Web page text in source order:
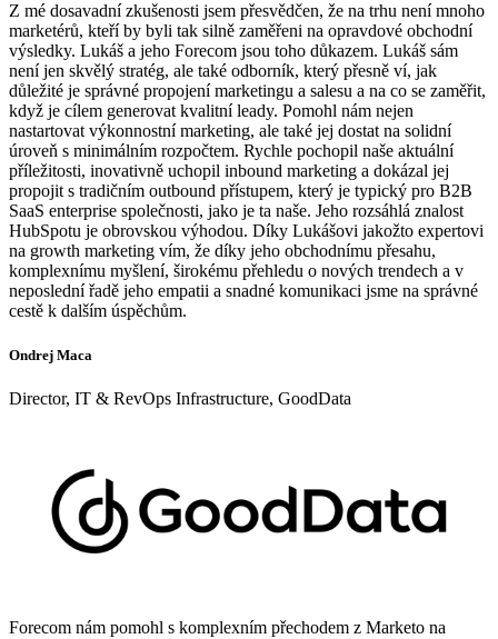
Z mé dosavadní zkušenosti jsem přesvědčen, že na trhu není mnoho
marketérů, kteří by byli tak silně zaměřeni na opravdové obchodní
výsledky. Lukáš a jeho Forecom jsou toho důkazem. Lukáš sám
není jen skvělý stratég, ale také odborník, který přesně ví, jak
důležité je správné propojení marketingu a salesu a na co se zaměřit,
když je cílem generovat kvalitní leady. Pomohl nám nejen
nastartovat výkonnostní marketing, ale také jej dostat na solidní
úroveň s minimálním rozpočtem. Rychle pochopil naše aktuální
příležitosti, inovativně uchopil inbound marketing a dokázal jej
propojit s tradičním outbound přístupem, který je typický pro B2B
SaaS enterprise společnosti, jako je ta naše. Jeho rozsáhlá znalost
HubSpotu je obrovskou výhodou. Díky Lukášovi jakožto expertovi
na growth marketing vím, že díky jeho obchodnímu přesahu,
komplexnímu myšlení, širokému přehledu o nových trendech a v
neposlední řadě jeho empatii a snadné komunikaci jsme na správné
cestě k dalším úspěchům.
Ondrej Maca
Director, IT & RevOps Infrastructure, GoodData
Forecom nám pomohl s komplexním přechodem z Marketo na